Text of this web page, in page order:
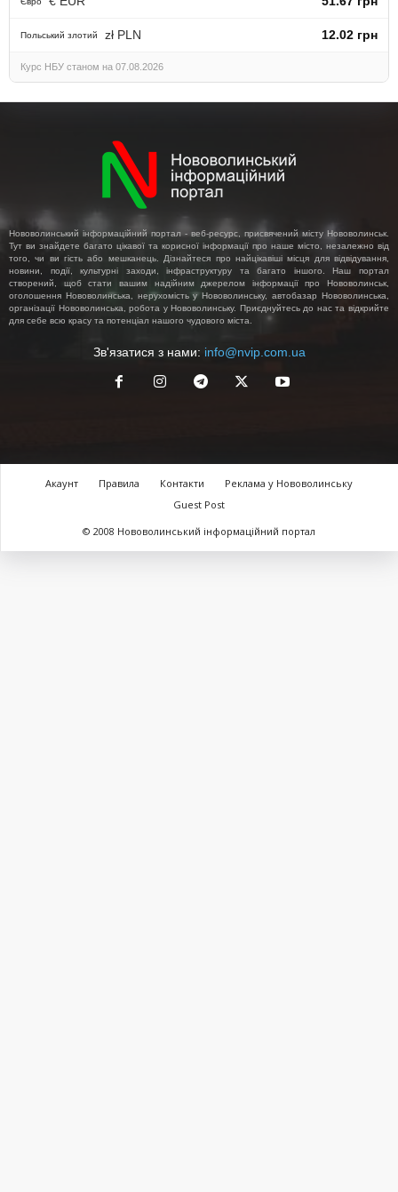
Польський злотий zł PLN 12.02 грн
Курс НБУ станом на 07.08.2026
Нововолинський інформаційний портал - веб-ресурс, присвячений місту Нововолинськ.
Тут ви знайдете багато цікавої та корисної інформації про наше місто, незалежно від
того, чи ви гість або мешканець. Дізнайтеся про найцікавіші місця для відвідування,
новини, події, культурні заходи, інфраструктуру та багато іншого. Наш портал
створений, щоб стати вашим надійним джерелом інформації про Нововолинськ,
оголошення Нововолинська, нерухомість у Нововолинську, автобазар Нововолинська,
організації Нововолинська, робота у Нововолинську. Приєднуйтесь до нас та відкрийте
для себе всю красу та потенціал нашого чудового міста.
Зв'язатися з нами: info@nvip.com.ua
Акаунт Правила Контакти
Реклама у Нововолинську
Guest Post
© 2008 Нововолинський інформаційний портал